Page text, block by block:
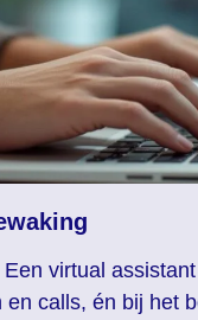
virtual
calls, én bij het